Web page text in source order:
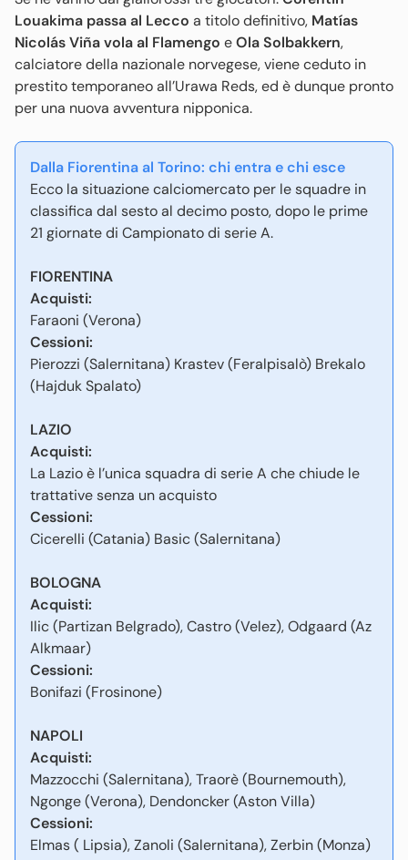
Louakima passa al Lecco a titolo definitivo, Matías
Nicolás Viña vola al Flamengo eOla Solbakkern,
calciatore della nazionale norvegese, viene ceduto in
prestito temporaneo all’Urawa Reds, ed è dunque pronto
per una nuova avventura nipponica.
Dalla Fiorentina al Torino: chi entra e chi esce
Ecco la situazione calciomercato per le squadre in
classifica dal sesto al decimo posto, dopo le prime
21 giornate di Campionato di serie A.
FIORENTINA
Acquisti:
Faraoni (Verona)
Cessioni:
Pierozzi (Salernitana) Krastev (Feralpisalò) Brekalo
(Hajduk Spalato)
LAZIO
Acquisti:
La Lazio è l’unica squadra di serie A che chiude le
trattative senza un acquisto
Cessioni:
Cicerelli (Catania) Basic (Salernitana)
BOLOGNA
Acquisti:
Ilic (Partizan Belgrado), Castro (Velez), Odgaard (Az
Alkmaar)
Cessioni:
Bonifazi (Frosinone)
NAPOLI
Acquisti:
Mazzocchi (Salernitana), Traorè (Bournemouth),
Ngonge (Verona), Dendoncker (Aston Villa)
Cessioni:
Elmas ( Lipsia), Zanoli (Salernitana), Zerbin (Monza)